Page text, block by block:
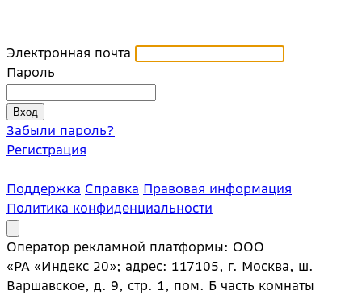
Электронная почта
Пароль
Забыли пароль?
Регистрация
Поддержка Справка Правовая информация
Политика конфиденциальности
Оператор рекламной платформы: ООО
«РА «Индекс 20»; адрес: 117105, г. Москва, ш.
Варшавское, д. 9, стр. 1, пом. Б часть комнаты